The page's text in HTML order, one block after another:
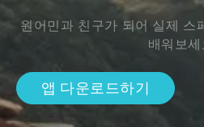
원어민과 친구가 되어 실제
배워보세
앱 다운로드하기